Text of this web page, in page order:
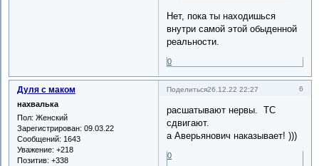
Нет, пока ты находишься
внутри самой этой обыденной
реальности.
0
Поделиться 6
26.12.22 22:27
Дуля с маком
нахвалька
Пол: Женский
Зарегистрирован: 09.03.22
Сообщений: 1643
Уважение: +218
Позитив: +338
расшатывают нервы. ТС
сдвигают.
а Аверьянович наказывает! )))
0